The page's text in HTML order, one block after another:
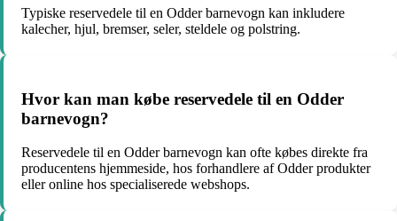
Typiske reservedele til en Odder barnevogn kan inkludere
kalecher, hjul, bremser, seler, steldele og polstring.
Hvor kan man købe reservedele til en Odder
barnevogn?
Reservedele til en Odder barnevogn kan ofte købes direkte fra
producentens hjemmeside, hos forhandlere af Odder produkter
eller online hos specialiserede webshops.